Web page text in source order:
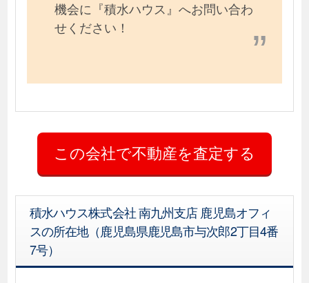
機会に『積水ハウス』へお問い合わ
せください！
積水ハウス株式会社 南九州支店 鹿児島オフィ
スの所在地（鹿児島県鹿児島市与次郎2丁目4番
7号）